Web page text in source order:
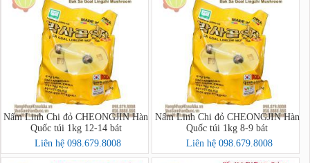
Nấm Linh Chi đỏ CHEONGJIN Hàn
Quốc túi 1kg 12-14 bát
Liên hệ 098.679.8008
Nấm Linh Chi đỏ CHEONGJIN Hàn
Quốc túi 1kg 8-9 bát
Liên hệ 098.679.8008